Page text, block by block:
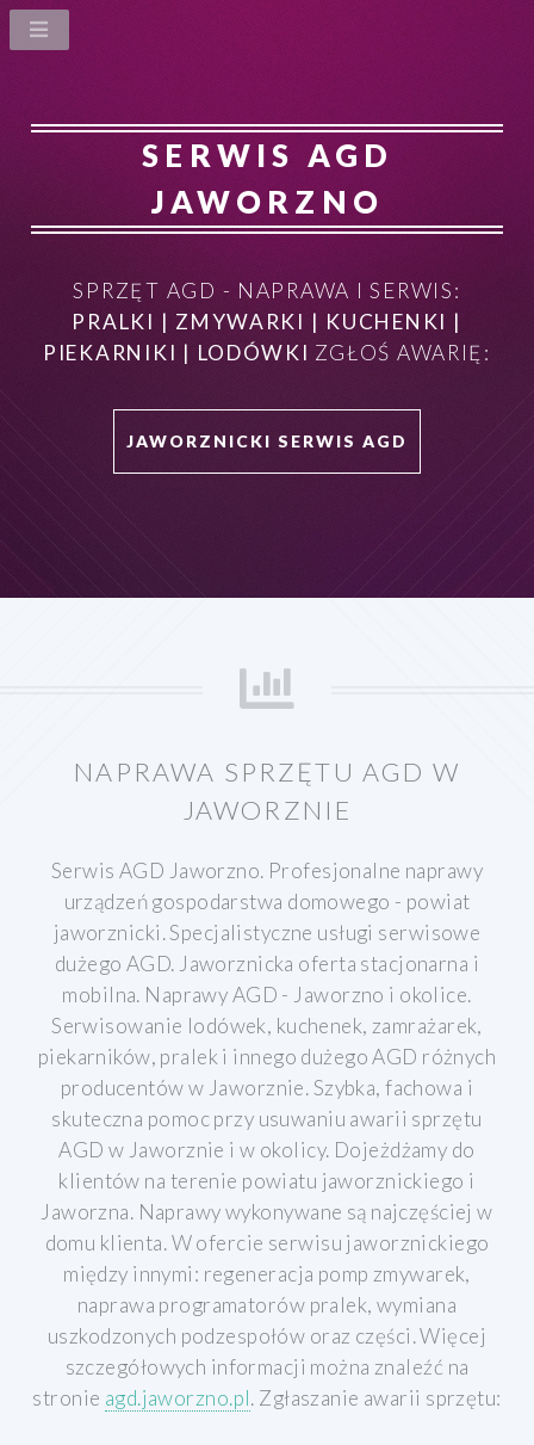
SERWIS AGD
JAWORZNO
SPRZĘT AGD - NAPRAWA I SERWIS:
PRALKI | ZMYWARKI | KUCHENKI |
PIEKARNIKI | LODÓWKI ZGŁOŚ AWARIĘ:
JAWORZNICKI SERWIS AGD
NAPRAWA SPRZĘTU AGD W
JAWORZNIE
Serwis AGD Jaworzno. Profesjonalne naprawy
urządzeń gospodarstwa domowego - powiat
jaworznicki. Specjalistyczne usługi serwisowe
dużego AGD. Jaworznicka oferta stacjonarna i
mobilna. Naprawy AGD - Jaworzno i okolice.
Serwisowanie lodówek, kuchenek, zamrażarek,
piekarników, pralek i innego dużego AGD różnych
producentów w Jaworznie. Szybka, fachowa i
skuteczna pomoc przy usuwaniu awarii sprzętu
AGD w Jaworznie i w okolicy. Dojeżdżamy do
klientów na terenie powiatu jaworznickiego i
Jaworzna. Naprawy wykonywane są najczęściej w
domu klienta. W ofercie serwisu jaworznickiego
między innymi: regeneracja pomp zmywarek,
naprawa programatorów pralek, wymiana
uszkodzonych podzespołów oraz części. Więcej
szczegółowych informacji można znaleźć na
stronie agd.jaworzno.pl. Zgłaszanie awarii sprzętu: